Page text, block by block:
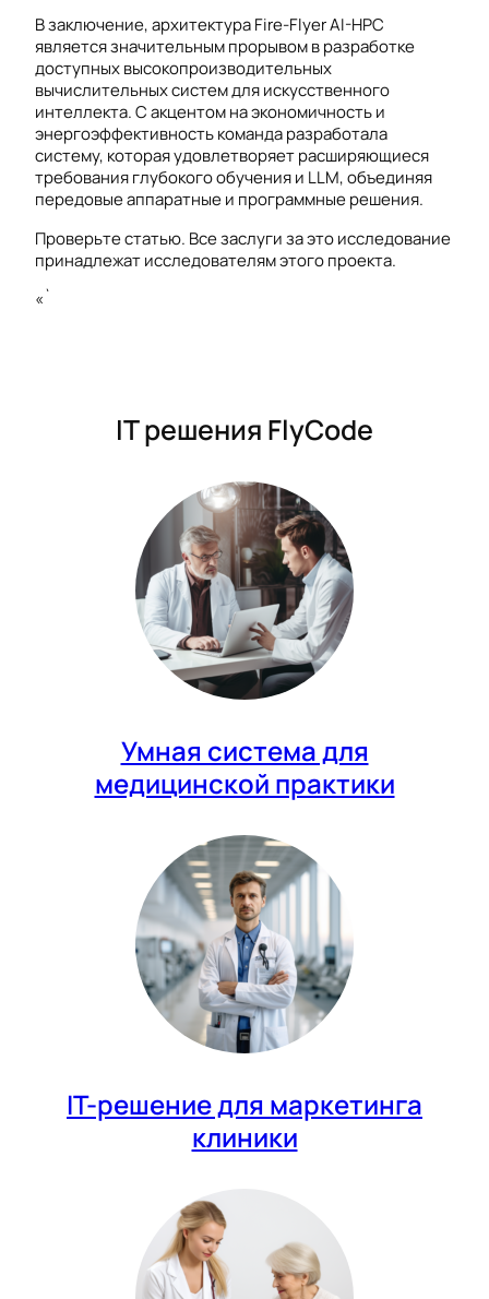
В заключение, архитектура Fire-Flyer AI-HPC
является значительным прорывом в разработке
доступных высокопроизводительных
вычислительных систем для искусственного
интеллекта. С акцентом на экономичность и
энергоэффективность команда разработала
систему, которая удовлетворяет расширяющиеся
требования глубокого обучения и LLM, объединяя
передовые аппаратные и программные решения.
Проверьте статью. Все заслуги за это исследование
принадлежат исследователям этого проекта.
«`
IT решения FlyCode
Умная система для
медицинской практики
IT-решение для маркетинга
клиники